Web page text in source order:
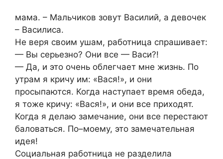
мама. – Мальчиков зовут Василий, а девочек
– Василиса.
Не веря своим ушам, работница спрашивает:
— Вы серьезно? Они все — Васи?!
— Да, и это очень облегчает мне жизнь. По
утрам я кричу им: «Вася!», и они
просыпаются. Когда наступает время обеда,
я тоже кричу: «Вася!», и они все приходят.
Когда я делаю замечание, они все перестают
баловаться. По–моему, это замечательная
идея!
Социальная работница не разделила